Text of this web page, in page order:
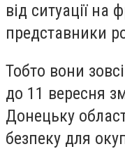
від ситуації на
представники
Тобто вони
до 11 вересня
Донецьку
безпеку для